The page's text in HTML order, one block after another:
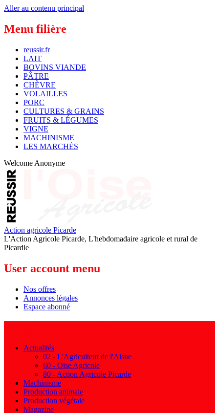
Aller au contenu principal
Menu filière
reussir.fr
LAIT
BOVINS VIANDE
PÂTRE
CHÈVRE
VOLAILLES
PORC
CULTURES & GRAINS
FRUITS & LÉGUMES
VIGNE
MACHINISME
LES MARCHÉS
Welcome Anonyme
Action agricole Picarde
L'Action Agricole Picarde, L'hebdomadaire agricole et rural de
Picardie
User account menu
Nos offres
Annonces légales
Espace abonné
Actualités
02 - L'Agriculteur de l'Aisne
60 - Oise Agricole
80 - Action Agricole Picarde
Machinisme
Production animale
Production végétale
Magazine